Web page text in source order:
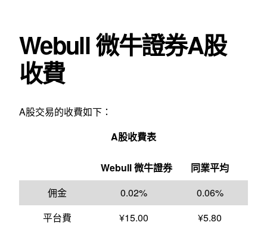
Webull 微牛證券A股
收費
A股交易的收費如下：
A股收費表
Webull微牛證券
同業平均
佣金
0.02%
0.06%
平台費
¥15.00 ¥5.80